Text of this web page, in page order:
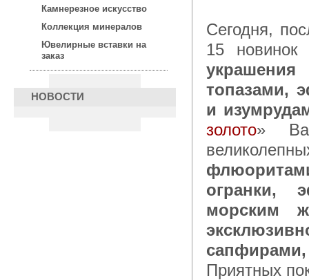
Камнерезное искусство
Коллекция минералов
Ювелирные вставки на
заказ
НОВОСТИ
Сегодня,
15 новинок
топазами,
и
золото»
огранки,
морским
Приятных